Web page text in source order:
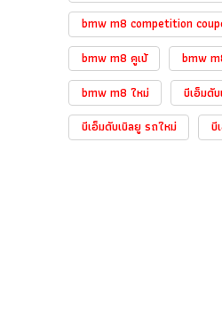
bmw m8 competition
bmw m8 คูเป้
bmw
bmw m8 ใหม่
บีเอ็มดั
บีเอ็มดับเบิลยู รถใหม่
บี